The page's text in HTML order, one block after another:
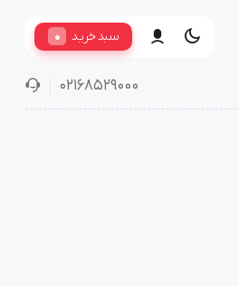
سبد خرید 0
02168529000